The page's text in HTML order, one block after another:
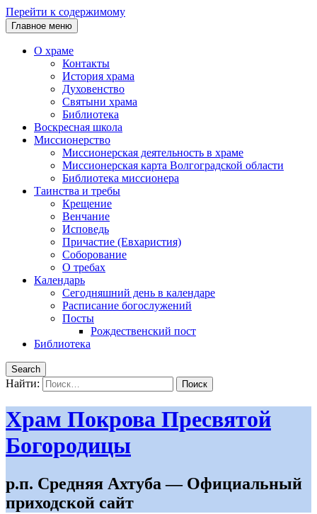
Перейти к содержимому
Главное меню
О храме
Контакты
История храма
Духовенство
Святыни храма
Библиотека
Воскресная школа
Миссионерство
Миссионерская деятельность в храме
Миссионерская карта Волгоградской области
Библиотека миссионера
Таинства и требы
Крещение
Венчание
Исповедь
Причастие (Евхаристия)
Соборование
О требах
Календарь
Сегодняшний день в календаре
Расписание богослужений
Посты
Рождественский пост
Библиотека
Search
Найти:
Храм Покрова Пресвятой
Богородицы
р.п. Средняя Ахтуба — Официальный
приходской сайт